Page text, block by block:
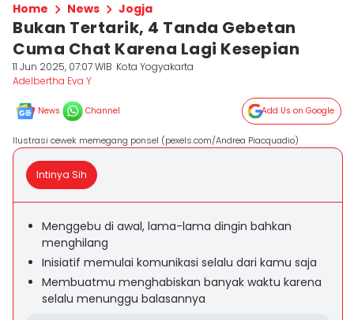
Home News Jogja
Bukan Tertarik, 4 Tanda Gebetan
Cuma Chat Karena Lagi Kesepian
11 Jun 2025, 07:07 WIB Kota Yogyakarta
Adelbertha Eva Y
News Channel Add Us on Google
Ilustrasi cewek memegang ponsel (pexels.com/Andrea Piacquadio)
Intinya Sih
Menggebu di awal, lama-lama dingin bahkan
menghilang
Inisiatif memulai komunikasi selalu dari kamu saja
Membuatmu menghabiskan banyak waktu karena
selalu menunggu balasannya